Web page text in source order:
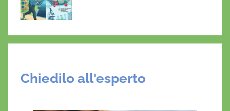
Chiedilo all'esperto